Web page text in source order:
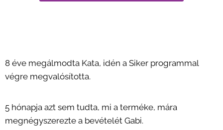
8 éve megálmodta Kata, idén a Siker programmal
végre megvalósította.
5 hónapja azt sem tudta, mi a terméke, mára
megnégyszerezte a bevételét Gabi.